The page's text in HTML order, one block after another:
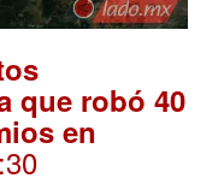
que robó 40
en